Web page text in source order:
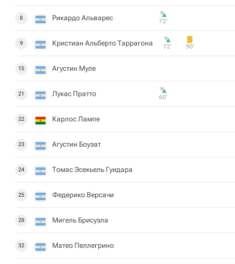
8 Рикардо Альварес 72‎’‎
9 Кристиан Альберто Таррагона 72‎’‎ 90‎’‎
15 Агустин Муле
21 Лукас Пратто 60‎’‎
22 Карлос Лампе
23 Агустин Боузат
24 Томас Эсекьель Гуидара
25 Федерико Версачи
28 Мигель Брисуэла
32 Матео Пеллегрино